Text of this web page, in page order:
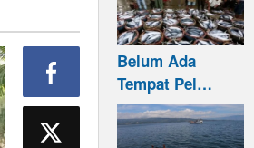
Belum Ada
Tempat Pel…